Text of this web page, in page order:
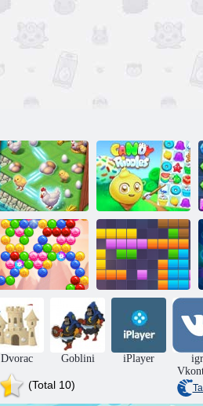
Tropska fuzija
Candy Puzzle:
Besplatna
utakmica 3
Duh mjehurića
Dvorac Goblini iPlayer
(Total 10)